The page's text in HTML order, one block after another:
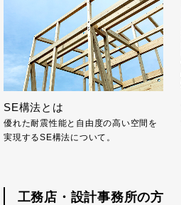
SE構法とは
優れた耐震性能と自由度の高い空間を
実現するSE構法について。
工務店・設計事務所の方